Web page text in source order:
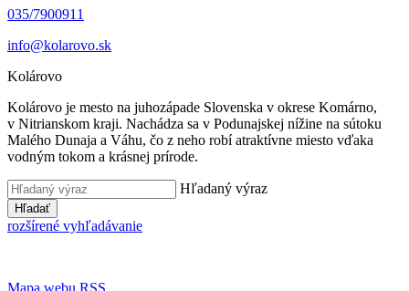
035/7900911
info@kolarovo.sk
Kolárovo
Kolárovo je mesto na juhozápade Slovenska v okrese Komárno,
v Nitrianskom kraji. Nachádza sa v Podunajskej nížine na sútoku
Malého Dunaja a Váhu, čo z neho robí atraktívne miesto vďaka
vodným tokom a krásnej prírode.
Hľadaný výraz
Hľadať
rozšírené vyhľadávanie
Mapa webu RSS